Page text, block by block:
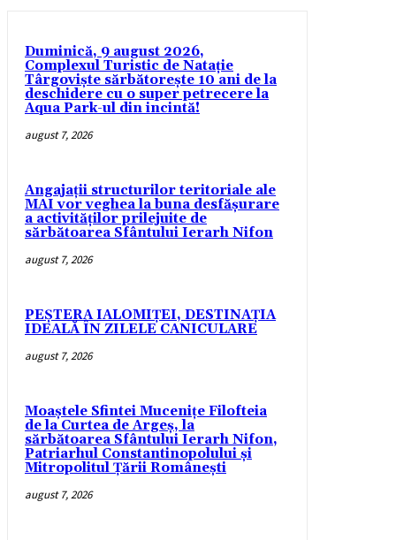
Duminică, 9 august 2026,
Complexul Turistic de Natație
Târgoviște sărbătorește 10 ani de la
deschidere cu o super petrecere la
Aqua Park-ul din incintă!
august 7, 2026
Angajații structurilor teritoriale ale
MAI vor veghea la buna desfășurare
a activităților prilejuite de
sărbătoarea Sfântului Ierarh Nifon
august 7, 2026
PEȘTERA IALOMIȚEI, DESTINAȚIA
IDEALĂ ÎN ZILELE CANICULARE
august 7, 2026
Moaștele Sfintei Mucenițe Filofteia
de la Curtea de Argeș, la
sărbătoarea Sfântului Ierarh Nifon,
Patriarhul Constantinopolului și
Mitropolitul Țării Românești
august 7, 2026